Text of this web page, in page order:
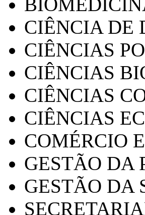
CIÊNCIA DE
CIÊNCIAS
CIÊNCIAS
CIÊNCIAS
CIÊNCIAS
COMÉRCIO
GESTÃO DA
GESTÃO DA